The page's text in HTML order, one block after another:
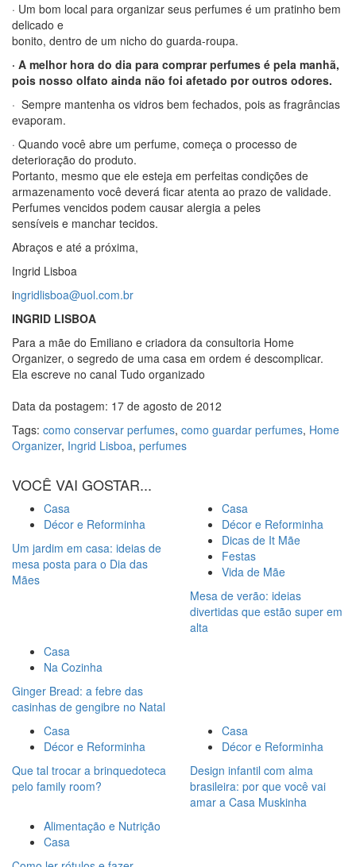
· Um bom local para organizar seus perfumes é um pratinho bem
delicado e
bonito, dentro de um nicho do guarda-roupa.
· A melhor hora do dia para comprar perfumes é pela manhã,
pois nosso olfato ainda não foi afetado por outros odores.
· Sempre mantenha os vidros bem fechados, pois as fragrâncias
evaporam.
· Quando você abre um perfume, começa o processo de
deterioração do produto.
Portanto, mesmo que ele esteja em perfeitas condições de
armazenamento você deverá ficar atenta ao prazo de validade.
Perfumes vencidos podem causar alergia a peles
sensíveis e manchar tecidos.
Abraços e até a próxima,
Ingrid Lisboa
ingridlisboa@uol.com.br
INGRID LISBOA
Para a mãe do Emiliano e criadora da consultoria Home
Organizer, o segredo de uma casa em ordem é descomplicar.
Ela escreve no canal Tudo organizado
Data da postagem: 17 de agosto de 2012
Tags: como conservar perfumes, como guardar perfumes, Home
Organizer, Ingrid Lisboa, perfumes
VOCÊ VAI GOSTAR...
Casa
Décor e Reforminha
Um jardim em casa: ideias de
mesa posta para o Dia das
Mães
Casa
Décor e Reforminha
Dicas de It Mãe
Festas
Vida de Mãe
Mesa de verão: ideias
divertidas que estão super em
alta
Casa
Na Cozinha
Ginger Bread: a febre das
casinhas de gengibre no Natal
Casa
Décor e Reforminha
Que tal trocar a brinquedoteca
pelo family room?
Casa
Décor e Reforminha
Design infantil com alma
brasileira: por que você vai
amar a Casa Muskinha
Alimentação e Nutrição
Casa